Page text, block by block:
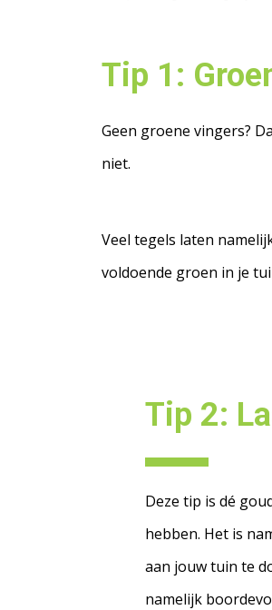
Tip 1:
Geen groene vingers?
niet.
Veel tegels laten
voldoende groen in je
Tip 2:
Deze tip is dé
hebben. Het is
aan jouw tuin te
namelijk